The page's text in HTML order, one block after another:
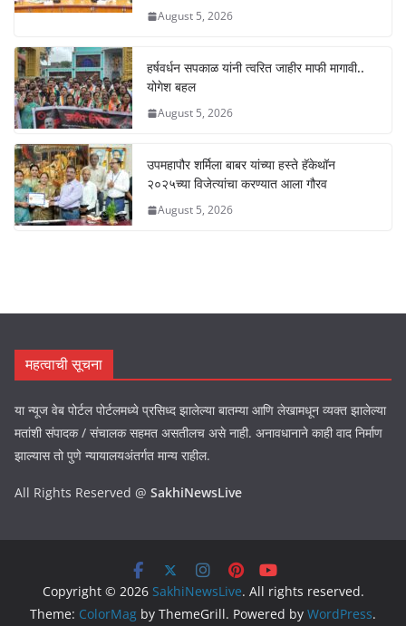
August 5, 2026
हर्षवर्धन सपकाळ यांनी त्वरित जाहीर माफी मागावी..
योगेश बहल
August 5, 2026
उपमहापौर शर्मिला बाबर यांच्या हस्ते हॅकेथॉन
२०२५च्या विजेत्यांचा करण्यात आला गौरव
August 5, 2026
महत्वाची सूचना
या न्यूज वेब पोर्टल पोर्टलमध्ये प्रसिध्द झालेल्या बातम्या आणि लेखामधून व्यक्त झालेल्या
मतांशी संपादक / संचालक सहमत असतीलच असे नाही. अनावधानाने काही वाद निर्माण
झाल्यास तो पुणे न्यायालयअंतर्गत मान्य राहील.
All Rights Reserved @ SakhiNewsLive
Copyright © 2026 SakhiNewsLive. All rights reserved.
Theme: ColorMag by ThemeGrill. Powered by WordPress.